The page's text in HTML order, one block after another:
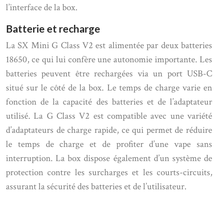
l’interface de la box.
Batterie et recharge
La SX Mini G Class V2 est alimentée par deux batteries
18650, ce qui lui confère une autonomie importante. Les
batteries peuvent être rechargées via un port USB-C
situé sur le côté de la box. Le temps de charge varie en
fonction de la capacité des batteries et de l’adaptateur
utilisé. La G Class V2 est compatible avec une variété
d’adaptateurs de charge rapide, ce qui permet de réduire
le temps de charge et de profiter d’une vape sans
interruption. La box dispose également d’un système de
protection contre les surcharges et les courts-circuits,
assurant la sécurité des batteries et de l’utilisateur.